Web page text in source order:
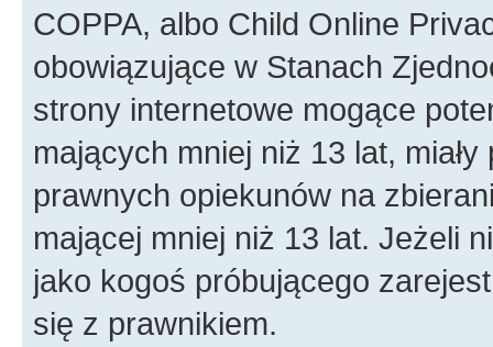
COPPA, albo Child Online
obowiązujące w Stanach
strony internetowe mogące
mających mniej niż 13 lat,
prawnych opiekunów na
mającej mniej niż 13 lat. Jeżeli
jako kogoś próbującego
się z prawnikiem.